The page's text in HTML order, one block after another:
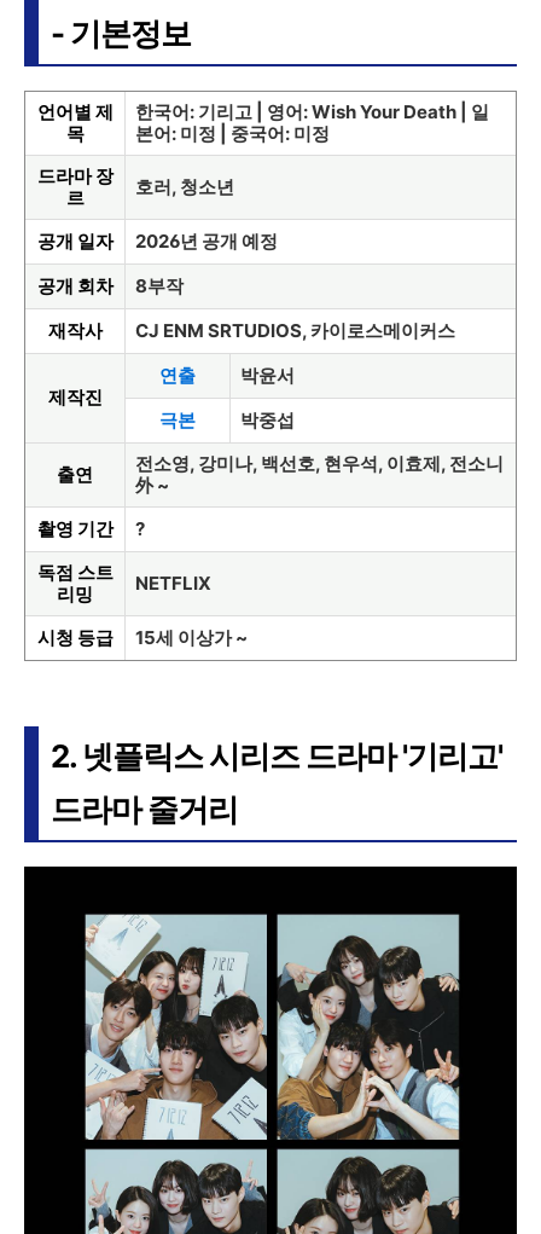
- 기본정보
언어별 제
목
한국어: 기리고 | 영어: Wish Your Death | 일
본어: 미정 | 중국어: 미정
드라마 장
르
호러, 청소년
공개 일자
2026년 공개 예정
공개 회차
8부작
재작사
CJ ENM SRTUDIOS, 카이로스메이커스
제작진
연출
박윤서
극본
박중섭
출연
전소영, 강미나, 백선호, 현우석, 이효제, 전소니
外 ~
촬영 기간
?
독점 스트
리밍
NETFLIX
시청 등급 15세 이상가 ~
2. 넷플릭스 시리즈 드라마 '기리고'
드라마 줄거리